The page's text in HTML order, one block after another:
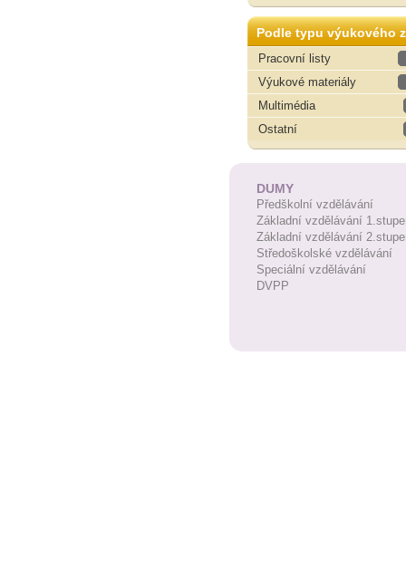
Podle typu výukového
Pracovní listy
Výukové materiály
Multimédia
Ostatní
DUMY
Předškolní vzdělávání
Základní vzdělávání
Základní vzdělávání
Středoškolské vzdělávání
Speciální vzdělávání
DVPP